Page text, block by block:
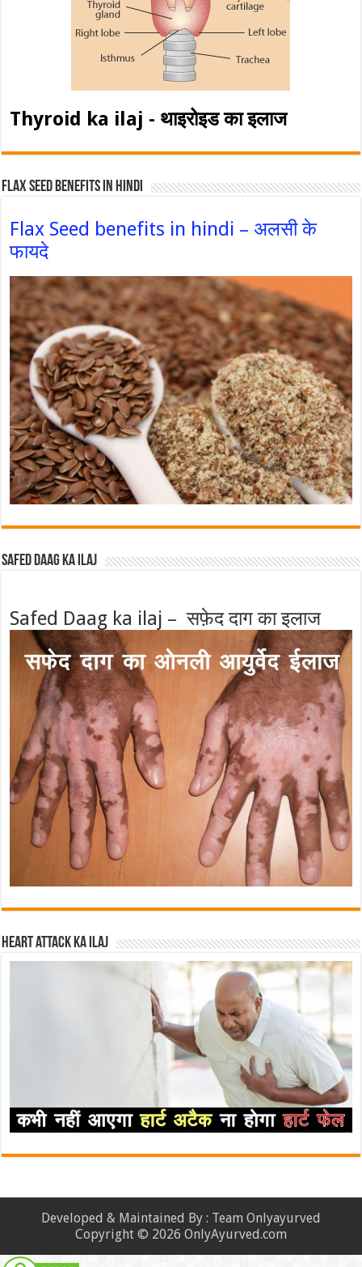
Thyroid ka ilaj - थाइरोइड का इलाज
Flax Seed Benefits in hindi
Flax Seed benefits in hindi – अलसी के
फायदे
Safed Daag ka ilaj
Safed Daag ka ilaj – सफ़ेद दाग का इलाज
Heart attack ka ilaj
Developed & Maintained By : Team Onlyayurved
Copyright © 2026 OnlyAyurved.com